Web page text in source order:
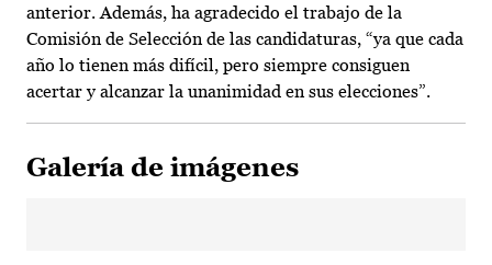
anterior. Además, ha agradecido el trabajo de la
Comisión de Selección de las candidaturas, “ya que cada
año lo tienen más difícil, pero siempre consiguen
acertar y alcanzar la unanimidad en sus elecciones”.
Galería de imágenes